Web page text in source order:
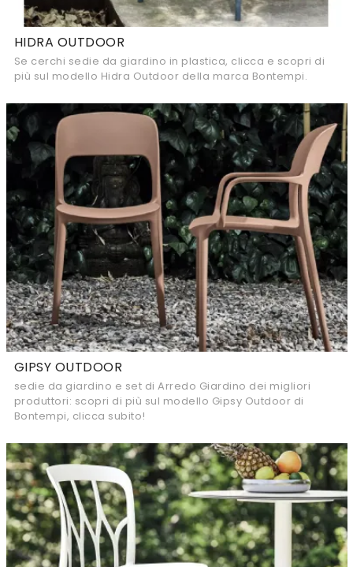
HIDRA OUTDOOR
Se cerchi sedie da giardino in plastica, clicca e scopri di
più sul modello Hidra Outdoor della marca Bontempi.
GIPSY OUTDOOR
sedie da giardino e set di Arredo Giardino dei migliori
produttori: scopri di più sul modello Gipsy Outdoor di
Bontempi, clicca subito!